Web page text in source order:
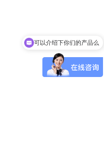
你们是怎么收费的呢